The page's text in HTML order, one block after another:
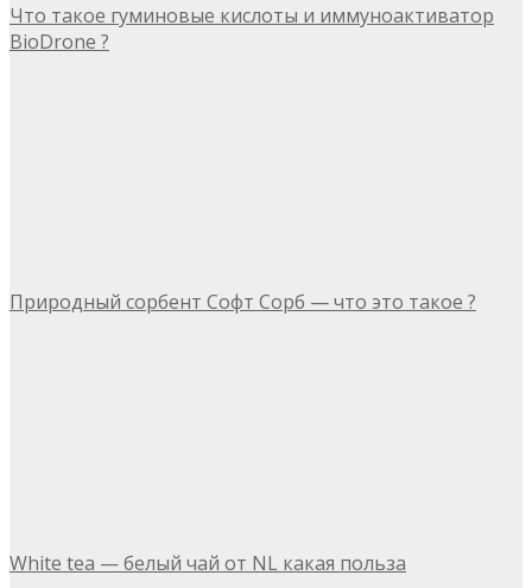
Что такое гуминовые кислоты и иммуноактиватор
BioDrone ?
Природный сорбент Софт Сорб — что это такое ?
White tea — белый чай от NL какая польза